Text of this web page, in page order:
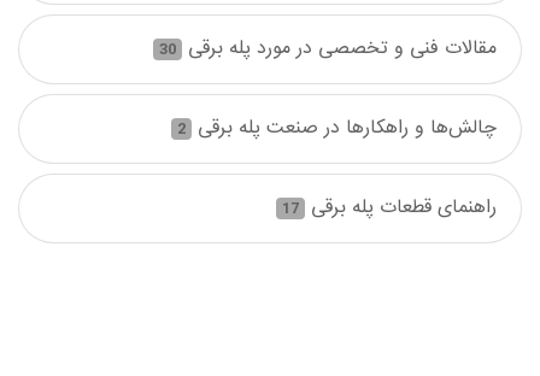
مقالات فنی و تخصصی در مورد پله برقی 30
چالش‌ها و راهکارها در صنعت پله برقی 2
راهنمای قطعات پله برقی 17